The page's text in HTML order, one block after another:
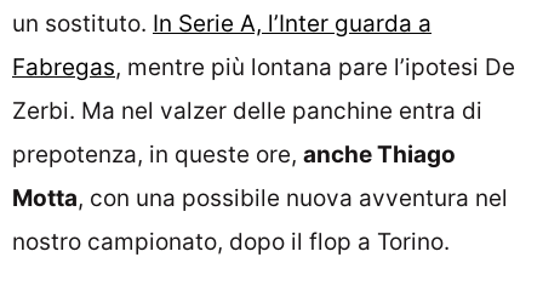
un sostituto. In Serie A, l’Inter guarda a
Fabregas, mentre più lontana pare l’ipotesi De
Zerbi. Ma nel valzer delle panchine entra di
prepotenza, in queste ore, anche Thiago
Motta, con una possibile nuova avventura nel
nostro campionato, dopo il flop a Torino.